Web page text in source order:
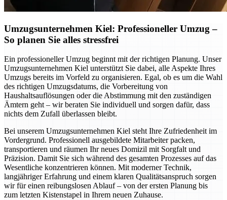
Umzugsunternehmen Kiel: Professioneller Umzug –
So planen Sie alles stressfrei
Ein professioneller Umzug beginnt mit der richtigen Planung. Unser
Umzugsunternehmen Kiel unterstützt Sie dabei, alle Aspekte Ihres
Umzugs bereits im Vorfeld zu organisieren. Egal, ob es um die Wahl
des richtigen Umzugsdatums, die Vorbereitung von
Haushaltsauflösungen oder die Abstimmung mit den zuständigen
Ämtern geht – wir beraten Sie individuell und sorgen dafür, dass
nichts dem Zufall überlassen bleibt.
Bei unserem Umzugsunternehmen Kiel steht Ihre Zufriedenheit im
Vordergrund. Professionell ausgebildete Mitarbeiter packen,
transportieren und räumen Ihr neues Domizil mit Sorgfalt und
Präzision. Damit Sie sich während des gesamten Prozesses auf das
Wesentliche konzentrieren können. Mit moderner Technik,
langjähriger Erfahrung und einem klaren Qualitätsanspruch sorgen
wir für einen reibungslosen Ablauf – von der ersten Planung bis
zum letzten Kistenstapel in Ihrem neuen Zuhause.